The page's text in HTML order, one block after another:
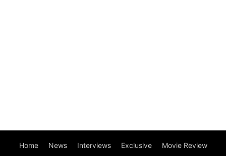
Home News Interviews Exclusive Movie Review